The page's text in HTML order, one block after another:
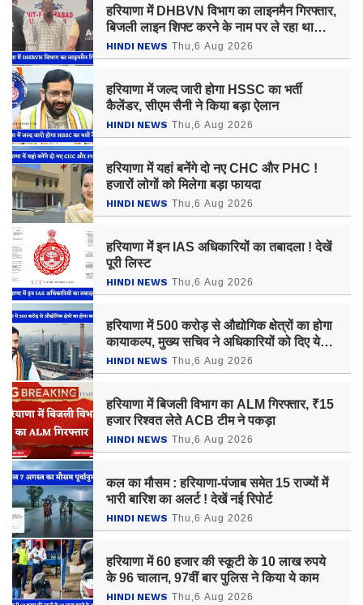
हरियाणा में DHBVN विभाग का लाइनमैन गिरफ्तार,
बिजली लाइन शिफ्ट करने के नाम पर ले रहा था
रिश्वत
HINDI NEWS Thu,6 Aug 2026
हरियाणा में जल्द जारी होगा HSSC का भर्ती
कैलेंडर, सीएम सैनी ने किया बड़ा ऐलान
HINDI NEWS Thu,6 Aug 2026
हरियाणा में यहां बनेंगे दो नए CHC और PHC !
हजारों लोगों को मिलेगा बड़ा फायदा
HINDI NEWS Thu,6 Aug 2026
हरियाणा में इन IAS अधिकारियों का तबादला ! देखें
पूरी लिस्ट
HINDI NEWS Thu,6 Aug 2026
हरियाणा में 500 करोड़ से औद्योगिक क्षेत्रों का होगा
कायाकल्प, मुख्य सचिव ने अधिकारियों को दिए ये
सख्त निर्देश
HINDI NEWS Thu,6 Aug 2026
हरियाणा में बिजली विभाग का ALM गिरफ्तार, ₹15
हजार रिश्वत लेते ACB टीम ने पकड़ा
HINDI NEWS Thu,6 Aug 2026
कल का मौसम : हरियाणा-पंजाब समेत 15 राज्यों में
भारी बारिश का अलर्ट ! देखें नई रिपोर्ट
HINDI NEWS Thu,6 Aug 2026
हरियाणा में 60 हजार की स्कूटी के 10 लाख रुपये
के 96 चालान, 97वीं बार पुलिस ने किया ये काम
HINDI NEWS Thu,6 Aug 2026